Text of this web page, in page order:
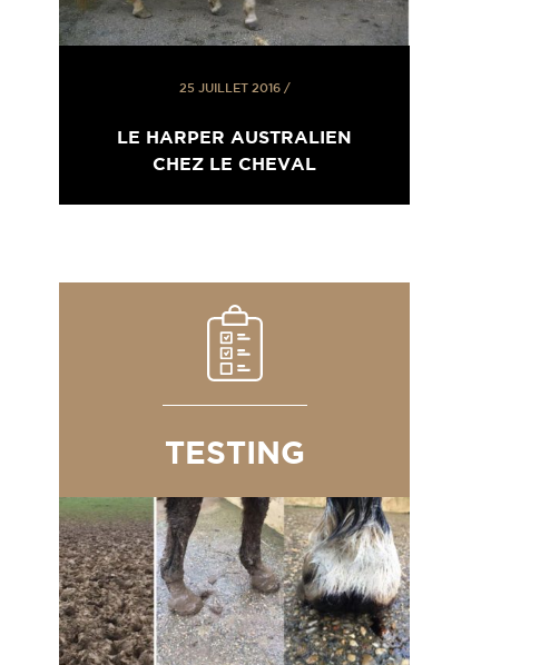
25 JUILLET 2016/
LE HARPER AUSTRALIEN
CHEZ LE CHEVAL
TESTING